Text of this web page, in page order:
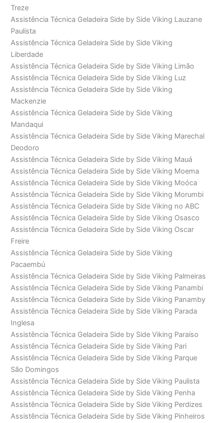
Treze
Assistência Técnica Geladeira Side by Side Viking Lauzane
Paulista
Assistência Técnica Geladeira Side by Side Viking
Liberdade
Assistência Técnica Geladeira Side by Side Viking Limão
Assistência Técnica Geladeira Side by Side Viking Luz
Assistência Técnica Geladeira Side by Side Viking
Mackenzie
Assistência Técnica Geladeira Side by Side Viking
Mandaqui
Assistência Técnica Geladeira Side by Side Viking Marechal
Deodoro
Assistência Técnica Geladeira Side by Side Viking Mauá
Assistência Técnica Geladeira Side by Side Viking Moema
Assistência Técnica Geladeira Side by Side Viking Moóca
Assistência Técnica Geladeira Side by Side Viking Morumbi
Assistência Técnica Geladeira Side by Side Viking no ABC
Assistência Técnica Geladeira Side by Side Viking Osasco
Assistência Técnica Geladeira Side by Side Viking Oscar
Freire
Assistência Técnica Geladeira Side by Side Viking
Pacaembú
Assistência Técnica Geladeira Side by Side Viking Palmeiras
Assistência Técnica Geladeira Side by Side Viking Panambi
Assistência Técnica Geladeira Side by Side Viking Panamby
Assistência Técnica Geladeira Side by Side Viking Parada
Inglesa
Assistência Técnica Geladeira Side by Side Viking Paraíso
Assistência Técnica Geladeira Side by Side Viking Pari
Assistência Técnica Geladeira Side by Side Viking Parque
São Domingos
Assistência Técnica Geladeira Side by Side Viking Paulista
Assistência Técnica Geladeira Side by Side Viking Penha
Assistência Técnica Geladeira Side by Side Viking Perdizes
Assistência Técnica Geladeira Side by Side Viking Pinheiros